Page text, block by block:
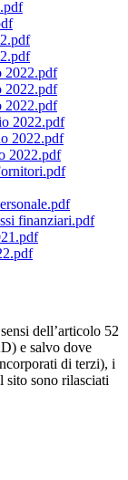
2022.pdf
2022.pdf
2022.pdf
2022.pdf
2022.pdf
2022.pdf
finanziari.pdf
dell’articolo 52
e salvo dove
di terzi), i
sito sono rilasciati